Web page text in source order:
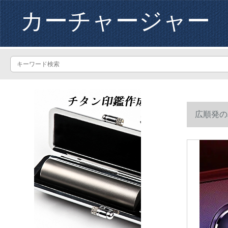
カーチャージャー
広順発
携帯電話